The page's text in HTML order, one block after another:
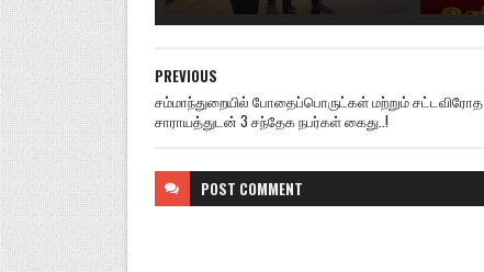
PREVIOUS
சம்மாந்துறையில் போதைப்பொருட்கள் மற்றும் சட்டவிரோத
சாராயத்துடன் 3 சந்தேக நபர்கள் கைது..!
POST COMMENT